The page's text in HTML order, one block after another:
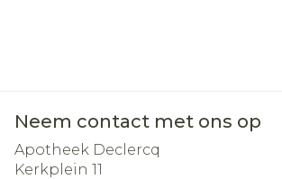
Neem contact met ons op
Apotheek Declercq
Kerkplein 11